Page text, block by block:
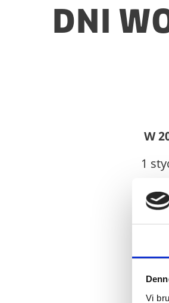
Vi
Dni
W
1
6
1
2